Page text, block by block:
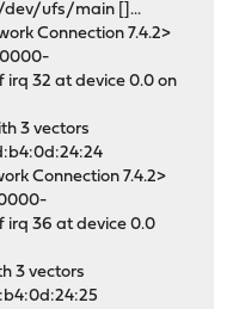
dev/ufs/main []...
Connection 7.4.2>
32 at device 0.0 on
3 vectors
Connection 7.4.2>
36 at device 0.0
3 vectors